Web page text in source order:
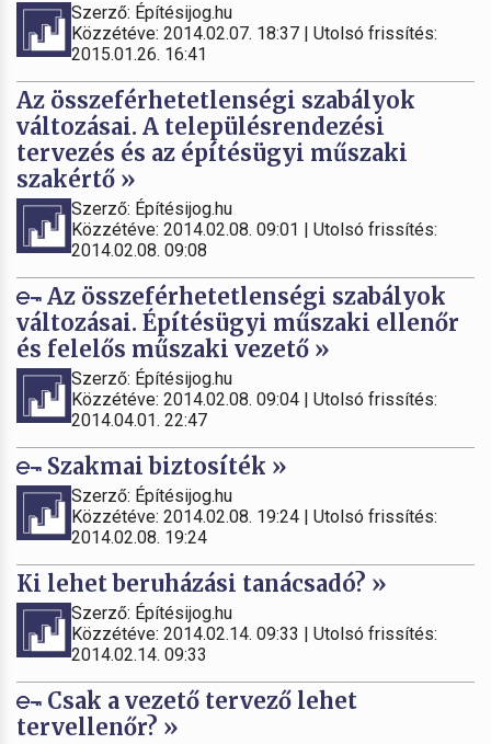
Szerző: Építésijog.hu
Közzétéve: 2014.02.07. 18:37 | Utolsó frissítés:
2015.01.26. 16:41
Az összeférhetetlenségi szabályok
változásai. A településrendezési
tervezés és az építésügyi műszaki
szakértő »
Szerző: Építésijog.hu
Közzétéve: 2014.02.08. 09:01 | Utolsó frissítés:
2014.02.08. 09:08
Az összeférhetetlenségi szabályok
változásai. Építésügyi műszaki ellenőr
és felelős műszaki vezető »
Szerző: Építésijog.hu
Közzétéve: 2014.02.08. 09:04 | Utolsó frissítés:
2014.04.01. 22:47
Szakmai biztosíték »
Szerző: Építésijog.hu
Közzétéve: 2014.02.08. 19:24 | Utolsó frissítés:
2014.02.08. 19:24
Ki lehet beruházási tanácsadó? »
Szerző: Építésijog.hu
Közzétéve: 2014.02.14. 09:33 | Utolsó frissítés:
2014.02.14. 09:33
Csak a vezető tervező lehet
tervellenőr? »